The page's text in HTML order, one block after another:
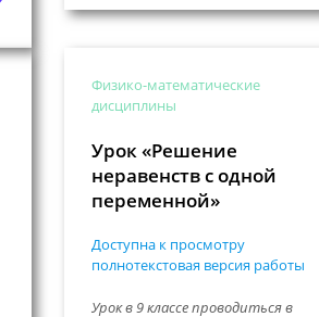
Физико-математические
дисциплины
Урок «Решение
неравенств с одной
переменной»
Доступна к просмотру
полнотекстовая версия работы
Урок в 9 классе проводиться в